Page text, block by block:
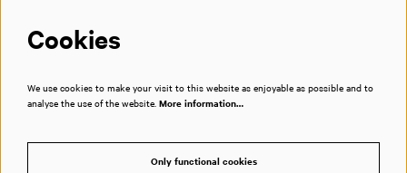
Boris Andrianov
MON 24 OCT 202210:15
Cookies
We use cookies to make your visit to this website as enjoyable as possible and to
analyse the use of the website. More information…
Only functional cookies